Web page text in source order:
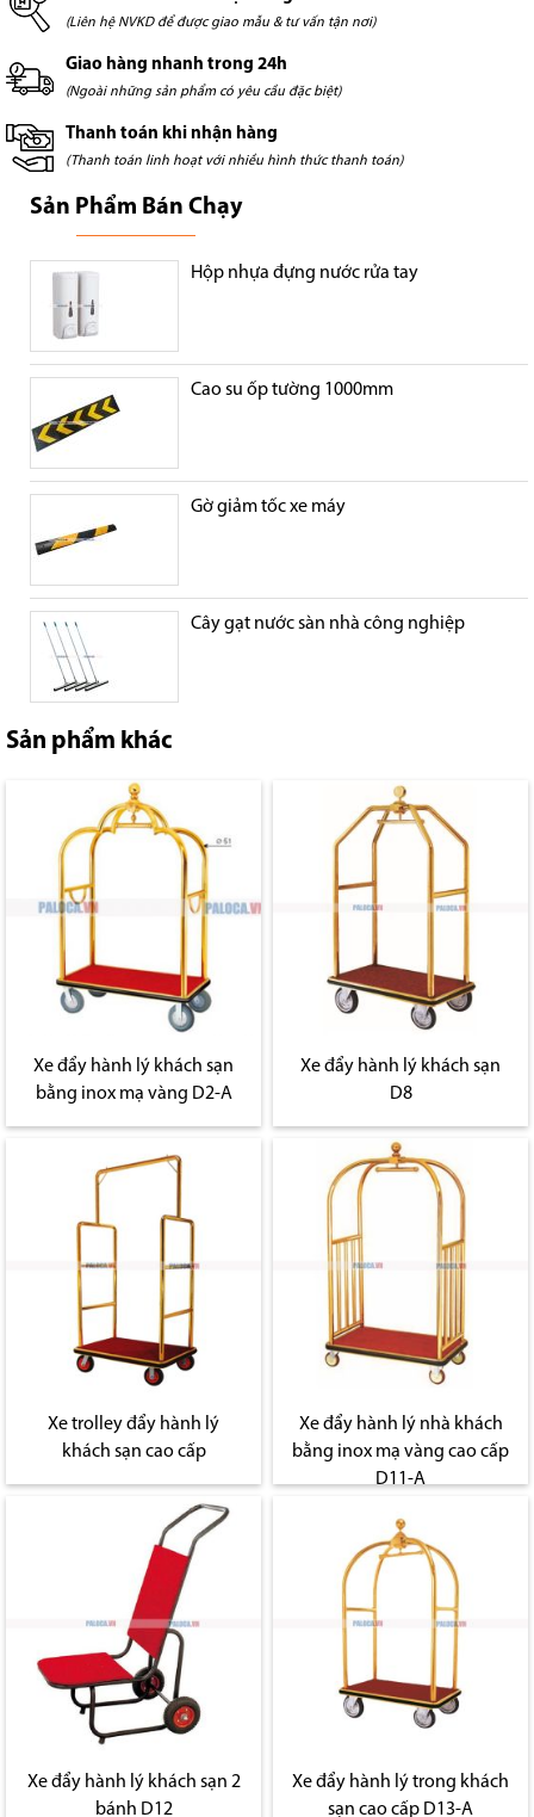
(Liên hệ NVKD để được giao mẫu & tư vấn tận nơi)
Giao hàng nhanh trong 24h
(Ngoài những sản phẩm có yêu cầu đặc biệt)
Thanh toán khi nhận hàng
(Thanh toán linh hoạt với nhiều hình thức thanh toán)
Sản Phẩm Bán Chạy
Hộp nhựa đựng nước rửa tay
Cao su ốp tường 1000mm
Gờ giảm tốc xe máy
Cây gạt nước sàn nhà công nghiệp
Sản phẩm khác
Xe đẩy hành lý khách sạn
bằng inox mạ vàng D2-A
Xe đẩy hành lý khách sạn
D8
Xe trolley đẩy hành lý
khách sạn cao cấp
Xe đẩy hành lý nhà khách
bằng inox mạ vàng cao cấp
D11-A
Xe đẩy hành lý khách sạn 2
bánh D12
Xe đẩy hành lý trong khách
sạn cao cấp D13-A